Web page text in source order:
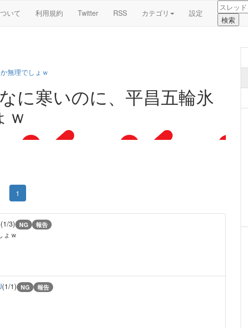
いて 利用規約 Twitter RSS カテゴリ 設定
無理でしょｗ
に寒いのに、平昌五輪氷
ｗ
1
(1/3) NG 報告
ょｗ
(1/1) NG 報告